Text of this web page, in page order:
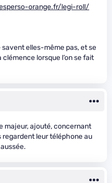
orange.fr/legi-roll/
savent elles-même pas, et se
lorsque l’on se fait
majeur, ajouté, concernant
regardent leur téléphone au